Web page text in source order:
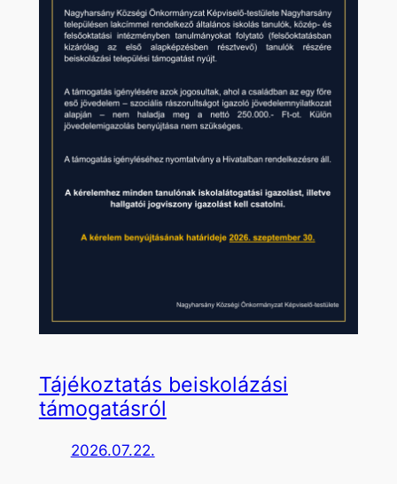
Tájékoztatás beiskolázási
támogatásról
2026.07.22.